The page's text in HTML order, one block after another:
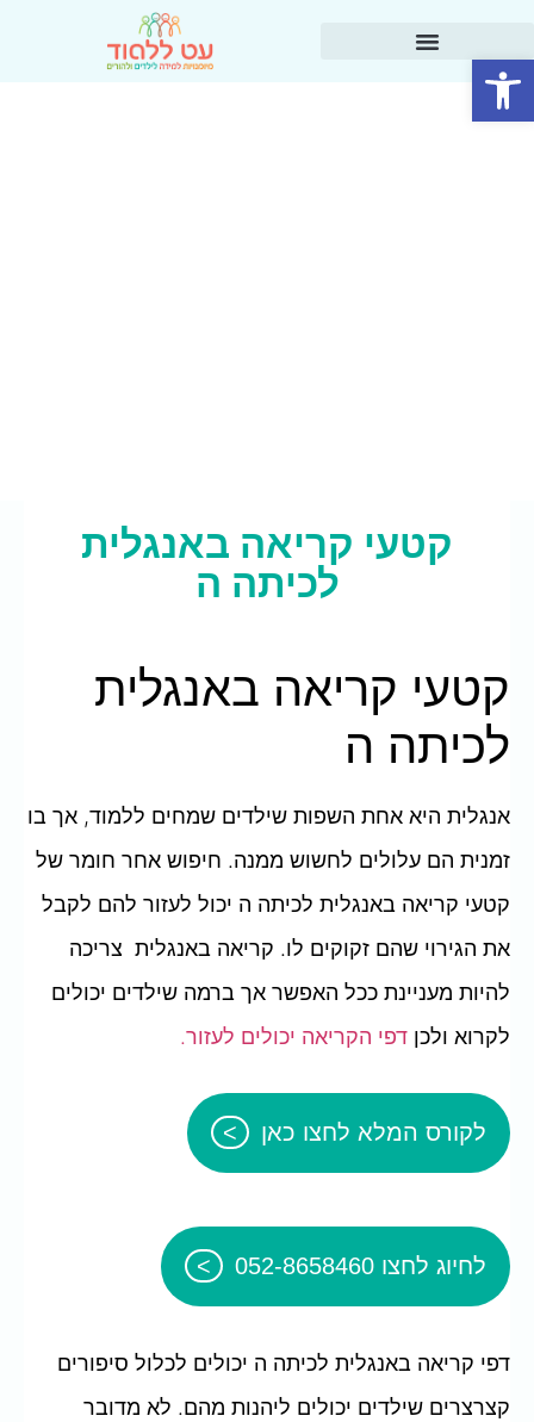
פתח סרגל נגישות
קטעי קריאה באנגלית
לכיתה ה
קטעי קריאה באנגלית
לכיתה ה
אנגלית היא אחת השפות שילדים שמחים ללמוד, אך בו
זמנית הם עלולים לחשוש ממנה. חיפוש אחר חומר של
קטעי קריאה באנגלית לכיתה ה יכול לעזור להם לקבל
את הגירוי שהם זקוקים לו. קריאה באנגלית צריכה
להיות מעניינת ככל האפשר אך ברמה שילדים יכולים
לקרוא ולכן דפי הקריאה יכולים לעזור.
לקורס המלא לחצו כאן
לחיוג לחצו 052-8658460
דפי קריאה באנגלית לכיתה ה יכולים לכלול סיפורים
קצרצרים שילדים יכולים ליהנות מהם. לא מדובר